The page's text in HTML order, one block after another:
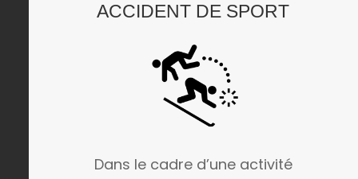
ACCIDENT DE SPORT
Dans le cadre d’une activité